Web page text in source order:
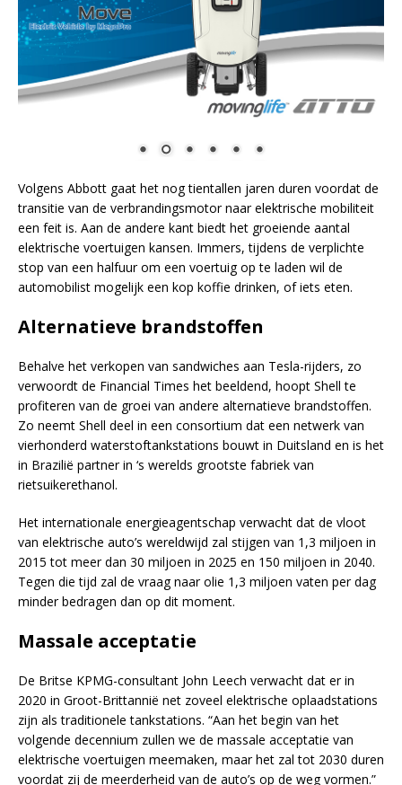
Volgens Abbott gaat het nog tientallen jaren duren voordat de
transitie van de verbrandingsmotor naar elektrische mobiliteit
een feit is. Aan de andere kant biedt het groeiende aantal
elektrische voertuigen kansen. Immers, tijdens de verplichte
stop van een halfuur om een voertuig op te laden wil de
automobilist mogelijk een kop koffie drinken, of iets eten.
Alternatieve brandstoffen
Behalve het verkopen van sandwiches aan Tesla-rijders, zo
verwoordt de Financial Times het beeldend, hoopt Shell te
profiteren van de groei van andere alternatieve brandstoffen.
Zo neemt Shell deel in een consortium dat een netwerk van
vierhonderd waterstoftankstations bouwt in Duitsland en is het
in Brazilië partner in ‘s werelds grootste fabriek van
rietsuikerethanol.
Het internationale energieagentschap verwacht dat de vloot
van elektrische auto’s wereldwijd zal stijgen van 1,3 miljoen in
2015 tot meer dan 30 miljoen in 2025 en 150 miljoen in 2040.
Tegen die tijd zal de vraag naar olie 1,3 miljoen vaten per dag
minder bedragen dan op dit moment.
Massale acceptatie
De Britse KPMG-consultant John Leech verwacht dat er in
2020 in Groot-Brittannië net zoveel elektrische oplaadstations
zijn als traditionele tankstations. “Aan het begin van het
volgende decennium zullen we de massale acceptatie van
elektrische voertuigen meemaken, maar het zal tot 2030 duren
voordat zij de meerderheid van de auto’s op de weg vormen.”